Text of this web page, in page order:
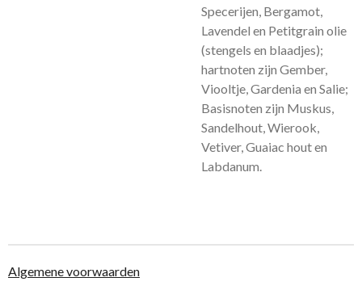
Specerijen, Bergamot,
Lavendel en Petitgrain olie
(stengels en blaadjes);
hartnoten zijn Gember,
Viooltje, Gardenia en Salie;
Basisnoten zijn Muskus,
Sandelhout, Wierook,
Vetiver, Guaiac hout en
Labdanum.
Algemene voorwaarden